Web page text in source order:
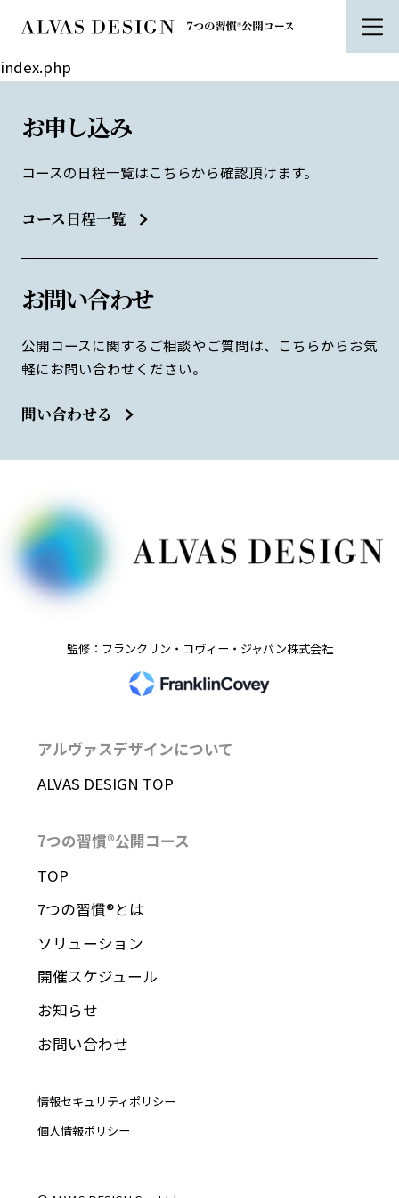
index.php
お申し込み
コースの日程一覧はこちらから確認頂けます。
コース日程一覧
お問い合わせ
公開コースに関するご相談やご質問は、こちらからお気
軽にお問い合わせください。
問い合わせる
監修：フランクリン・コヴィー・ジャパン株式会社
アルヴァスデザインについて
ALVAS DESIGN TOP
7つの習慣®︎公開コース
TOP
7つの習慣®︎とは
ソリューション
開催スケジュール
お知らせ
お問い合わせ
情報セキュリティポリシー
個人情報ポリシー